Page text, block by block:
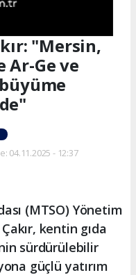
"Mersin,
Ar-Ge ve
04.11.2025 - 12:37
(MTSO) Yönetim
kentin gıda
sürdürülebilir
güçlü yatırım